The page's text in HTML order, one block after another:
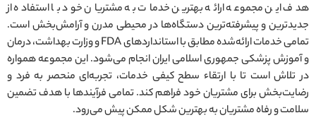
هدف این مجموعه ارائه بهترین خدمات به مشتریان خود با استفاده از
جدیدترین و پیشرفته‌ترین دستگاه‌ها در محیطی مدرن و آرامش‌بخش است.
تمامی خدمات ارائه‌شده مطابق با استانداردهای FDA و وزارت بهداشت، درمان
و آموزش پزشکی جمهوری اسلامی ایران انجام می‌شود. این مجموعه همواره
در تلاش است تا با ارتقاء سطح کیفی خدمات، تجربه‌ای منحصر به فرد و
رضایت‌بخش برای مشتریان خود فراهم کند. تمامی فرآیندها با هدف تضمین
سلامت و رفاه مشتریان به بهترین شکل ممکن پیش می‌رود.